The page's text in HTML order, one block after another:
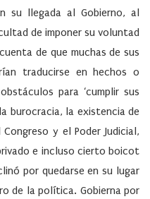
su llegada al Gobierno, al
de imponer su voluntad
de que muchas de sus
traducirse en hechos o
para ‘cumplir sus
burocracia, la existencia de
y el Poder Judicial,
e incluso cierto boicot
por quedarse en su lugar
de la política. Gobierna por